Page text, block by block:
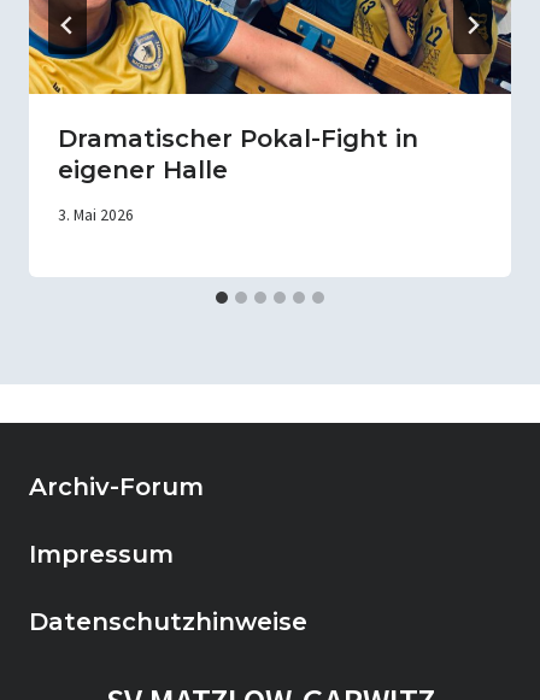
Dramatischer Pokal-Fight in
eigener Halle
3. Mai 2026
Archiv-Forum
Impressum
Datenschutzhinweise